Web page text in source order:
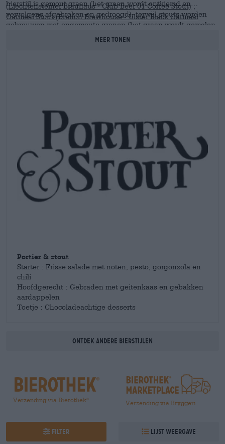
(Liechtensteiner Brauhaus - Club Beer 01 Coffee Stout),
Oatmeal Stout (Brehon Brewhouse - Ulster Black Oatmeal
Stout), etc. Gestoofd braadstuk past perfect bij een zwart
bierstijl is gemout graan (het graan wordt ontkiemd en
vervolgens afgebroken en gedroogd), terwijl stouts worden
gebrouwen met ongemoute granen (het graan wordt gemalen
en gebruikt zonder te ontkiemen). In beide speelt de hop een
MEER TONEN
Portier & stout
Starter : Frisse salade met noten, pesto, gorgonzola en
chili
Hoofdgerecht : Gebraden met geitenkaas en gebakken
aardappelen
Toetje : Chocoladeachtige desserts
Ontdek andere bierstijlen
Verzending via Bierothek®
Verzending via Bryggeri
Filter Lijst weergave